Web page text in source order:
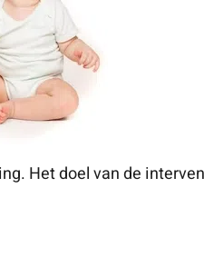
Het doel van de